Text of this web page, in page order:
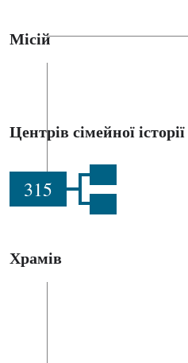
Місій
Центрів сімейної історії
315
Храмів